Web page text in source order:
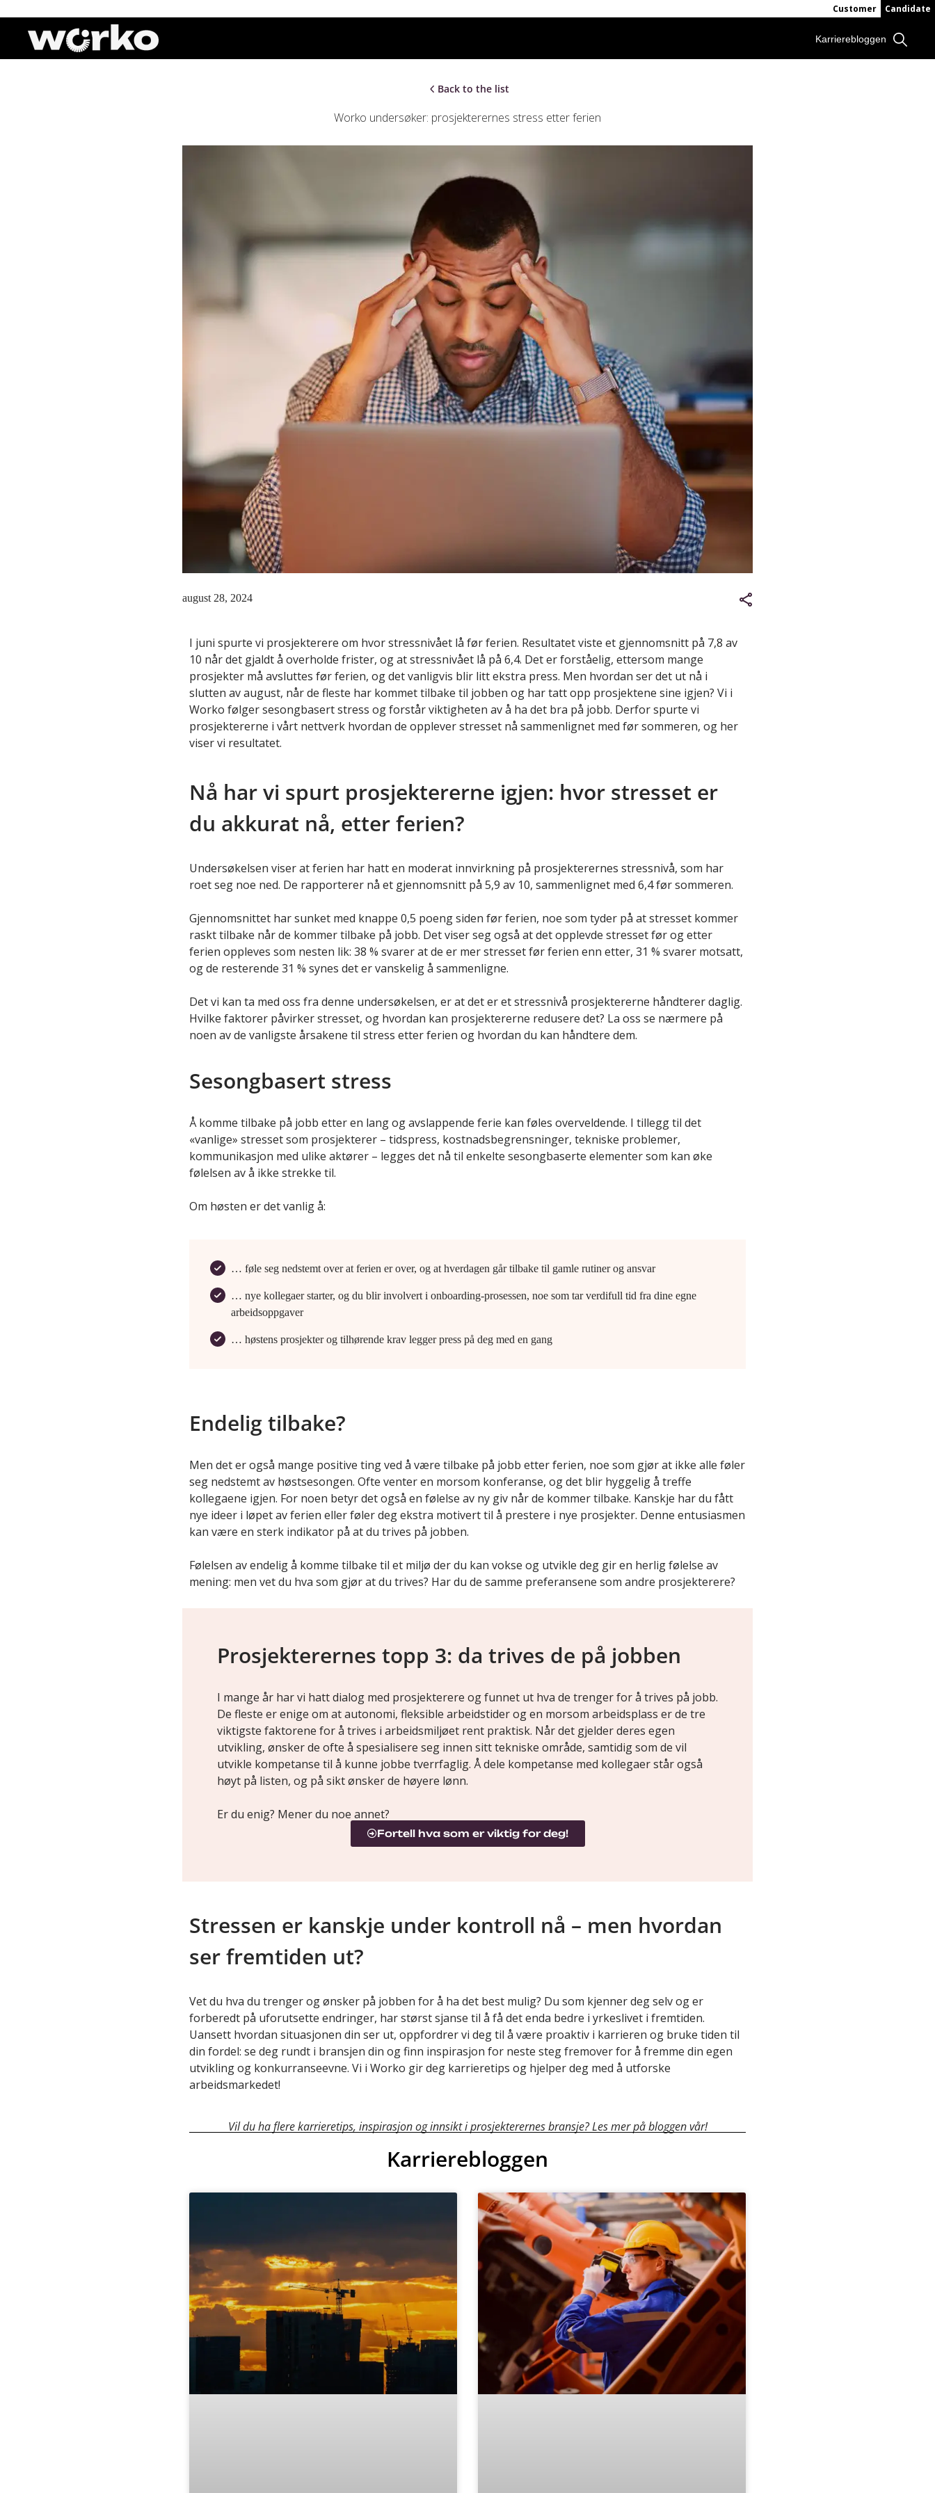
Customer Candidate
Karrierebloggen
Back to the list
Worko undersøker: prosjekterernes stress etter ferien
august 28, 2024
I juni spurte vi prosjekterere om hvor stressnivået lå før ferien. Resultatet viste et gjennomsnitt på 7,8 av
10 når det gjaldt å overholde frister, og at stressnivået lå på 6,4. Det er forståelig, ettersom mange
prosjekter må avsluttes før ferien, og det vanligvis blir litt ekstra press. Men hvordan ser det ut nå i
slutten av august, når de fleste har kommet tilbake til jobben og har tatt opp prosjektene sine igjen? Vi i
Worko følger sesongbasert stress og forstår viktigheten av å ha det bra på jobb. Derfor spurte vi
prosjektererne i vårt nettverk hvordan de opplever stresset nå sammenlignet med før sommeren, og her
viser vi resultatet.
Nå har vi spurt prosjektererne igjen: hvor stresset er
du akkurat nå, etter ferien?
Undersøkelsen viser at ferien har hatt en moderat innvirkning på prosjekterernes stressnivå, som har
roet seg noe ned. De rapporterer nå et gjennomsnitt på 5,9 av 10, sammenlignet med 6,4 før sommeren.
Gjennomsnittet har sunket med knappe 0,5 poeng siden før ferien, noe som tyder på at stresset kommer
raskt tilbake når de kommer tilbake på jobb. Det viser seg også at det opplevde stresset før og etter
ferien oppleves som nesten lik: 38 % svarer at de er mer stresset før ferien enn etter, 31 % svarer motsatt,
og de resterende 31 % synes det er vanskelig å sammenligne.
Det vi kan ta med oss fra denne undersøkelsen, er at det er et stressnivå prosjektererne håndterer daglig.
Hvilke faktorer påvirker stresset, og hvordan kan prosjektererne redusere det? La oss se nærmere på
noen av de vanligste årsakene til stress etter ferien og hvordan du kan håndtere dem.
Sesongbasert stress
Å komme tilbake på jobb etter en lang og avslappende ferie kan føles overveldende. I tillegg til det
«vanlige» stresset som prosjekterer – tidspress, kostnadsbegrensninger, tekniske problemer,
kommunikasjon med ulike aktører – legges det nå til enkelte sesongbaserte elementer som kan øke
følelsen av å ikke strekke til.
Om høsten er det vanlig å:
… føle seg nedstemt over at ferien er over, og at hverdagen går tilbake til gamle rutiner og ansvar
… nye kollegaer starter, og du blir involvert i onboarding-prosessen, noe som tar verdifull tid fra dine egne
arbeidsoppgaver
… høstens prosjekter og tilhørende krav legger press på deg med en gang
Endelig tilbake?
Men det er også mange positive ting ved å være tilbake på jobb etter ferien, noe som gjør at ikke alle føler
seg nedstemt av høstsesongen. Ofte venter en morsom konferanse, og det blir hyggelig å treffe
kollegaene igjen. For noen betyr det også en følelse av ny giv når de kommer tilbake. Kanskje har du fått
nye ideer i løpet av ferien eller føler deg ekstra motivert til å prestere i nye prosjekter. Denne entusiasmen
kan være en sterk indikator på at du trives på jobben.
Følelsen av endelig å komme tilbake til et miljø der du kan vokse og utvikle deg gir en herlig følelse av
mening: men vet du hva som gjør at du trives? Har du de samme preferansene som andre prosjekterere?
Prosjekterernes topp 3: da trives de på jobben
I mange år har vi hatt dialog med prosjekterere og funnet ut hva de trenger for å trives på jobb.
De fleste er enige om at autonomi, fleksible arbeidstider og en morsom arbeidsplass er de tre
viktigste faktorene for å trives i arbeidsmiljøet rent praktisk. Når det gjelder deres egen
utvikling, ønsker de ofte å spesialisere seg innen sitt tekniske område, samtidig som de vil
utvikle kompetanse til å kunne jobbe tverrfaglig. Å dele kompetanse med kollegaer står også
høyt på listen, og på sikt ønsker de høyere lønn.
Er du enig? Mener du noe annet?
Fortell hva som er viktig for deg!
Stressen er kanskje under kontroll nå – men hvordan
ser fremtiden ut?
Vet du hva du trenger og ønsker på jobben for å ha det best mulig? Du som kjenner deg selv og er
forberedt på uforutsette endringer, har størst sjanse til å få det enda bedre i yrkeslivet i fremtiden.
Uansett hvordan situasjonen din ser ut, oppfordrer vi deg til å være proaktiv i karrieren og bruke tiden til
din fordel: se deg rundt i bransjen din og finn inspirasjon for neste steg fremover for å fremme din egen
utvikling og konkurranseevne. Vi i Worko gir deg karrieretips og hjelper deg med å utforske
arbeidsmarkedet!
Vil du ha flere karrieretips, inspirasjon og innsikt i prosjekterernes bransje? Les mer på bloggen vår!
Karrierebloggen